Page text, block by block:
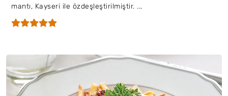
mantı, Kayseri ile özdeşleştirilmiştir. ...